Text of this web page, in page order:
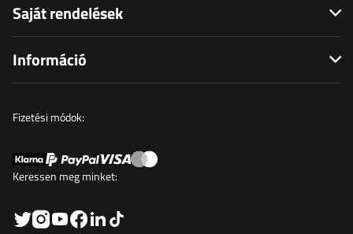
Saját rendelések
Információ
Fizetési módok:
Keressen meg minket: